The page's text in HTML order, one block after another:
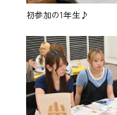
初参加の1年生♪